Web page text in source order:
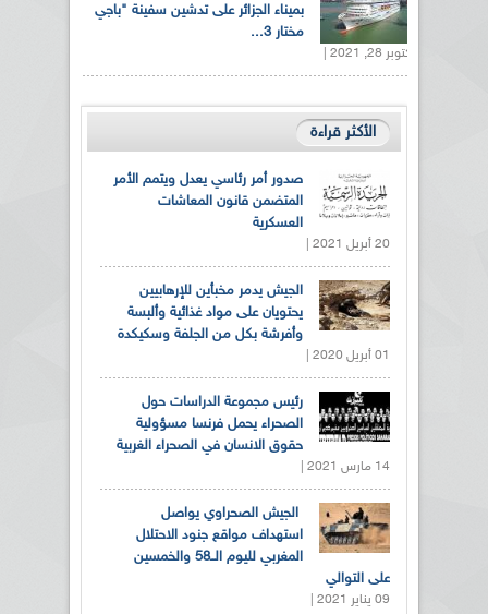
بميناء الجزائر على تدشين سفينة "باجي
مختار 3...
أكتوبر 28, 2021 |
الأكثر قراءة
صدور أمر رئاسي يعدل ويتمم الأمر
المتضمن قانون المعاشات
العسكرية
20 أبريل 2021 |
الجيش يدمر مخبأين للإرهابيين
يحتويان على مواد غذائية وألبسة
وأفرشة بكل من الجلفة وسكيكدة
01 أبريل 2020 |
رئيس مجموعة الدراسات حول
الصحراء يحمل فرنسا مسؤولية
حقوق الانسان في الصحراء الغربية
14 مارس 2021 |
الجيش الصحراوي يواصل
استهداف مواقع جنود الاحتلال
المغربي لليوم الــ58 والخمسين
على التوالي
09 يناير 2021 |